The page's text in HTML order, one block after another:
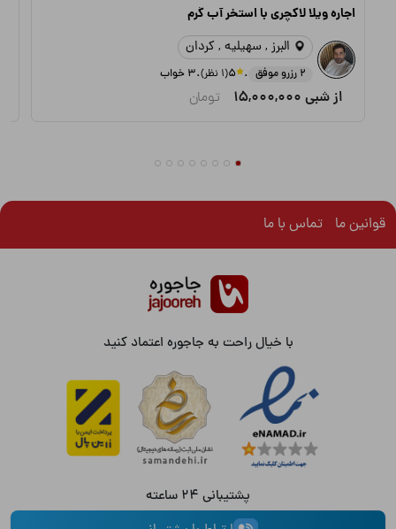
اجاره ویلا لاکچری با استخر آب گرم
البرز , سهیلیه , کردان
2 رزرو موفق .
5(1 نظر) .3 خواب
از شبی 15,000,000 تومان
قوانین ما تماس با ما
با خیال راحت به جاجوره اعتماد کنید
پشتیبانی 24 ساعته